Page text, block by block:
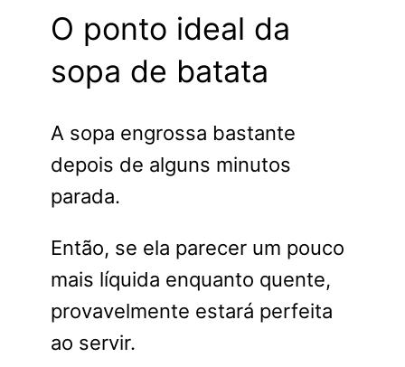
O ponto ideal da
sopa de batata
A sopa engrossa bastante
depois de alguns minutos
parada.
Então, se ela parecer um pouco
mais líquida enquanto quente,
provavelmente estará perfeita
ao servir.